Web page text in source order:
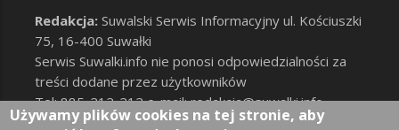
Redakcja: Suwalski Serwis Informacyjny ul. Kościuszki
75, 16-400 Suwałki
Serwis Suwalki.info nie ponosi odpowiedzialności za
treści dodane przez użytkowników
Tel: 885-212-212 e-mail:redakcja@suwalki.info,
reklama@suwalki.info
Używamy plików cookies na tej stronie, aby